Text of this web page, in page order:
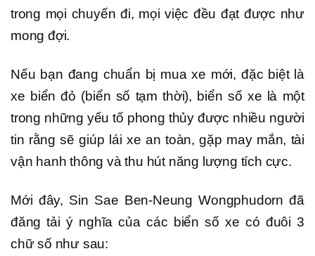
trong mọi chuyến đi, mọi việc đều đạt được như
mong đợi.
Nếu bạn đang chuẩn bị mua xe mới, đặc biệt là
xe biển đỏ (biển số tạm thời), biển số xe là một
trong những yếu tố phong thủy được nhiều người
tin rằng sẽ giúp lái xe an toàn, gặp may mắn, tài
vận hanh thông và thu hút năng lượng tích cực.
Mới đây, Sin Sae Ben-Neung Wongphudorn đã
đăng tải ý nghĩa của các biển số xe có đuôi 3
chữ số như sau: